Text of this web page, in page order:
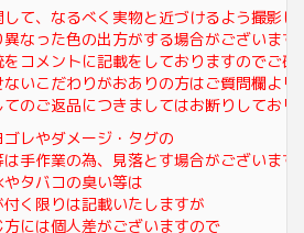
て、なるべく実物と近づけるよう撮影し
なった色の出方がする場合がございます
をコメントに記載をしておりますのでご確
いこだわりがおありの方はご質問欄より
てのご返品につきましてはお断りしており
レやダメージ・タグの
は手作業の為、見落とす場合がございます
やタバコの臭い等は
く限りは記載いたしますが
方には個人差がございますので